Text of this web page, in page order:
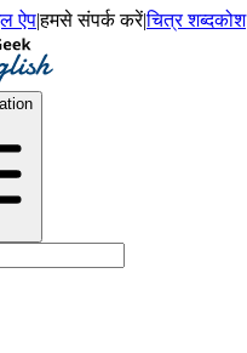
ऐप|हमसे संपर्क करें|चित्र शब्दकोश